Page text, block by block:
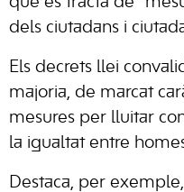
dels ciutadans i
Els decrets llei
majoria, de marcat
mesures per lluitar
la igualtat entre
Destaca, per